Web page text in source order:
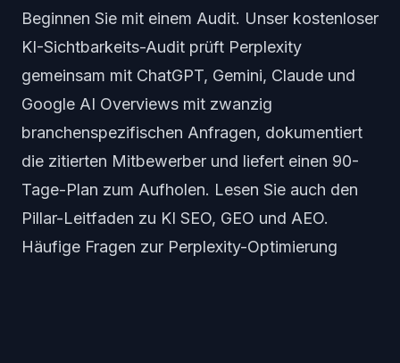
Beginnen Sie mit einem Audit. Unser kostenloser
KI-Sichtbarkeits-Audit prüft Perplexity
gemeinsam mit ChatGPT, Gemini, Claude und
Google AI Overviews mit zwanzig
branchenspezifischen Anfragen, dokumentiert
die zitierten Mitbewerber und liefert einen 90-
Tage-Plan zum Aufholen. Lesen Sie auch den
Pillar-Leitfaden zu KI SEO, GEO und AEO.
Häufige Fragen zur Perplexity-Optimierung